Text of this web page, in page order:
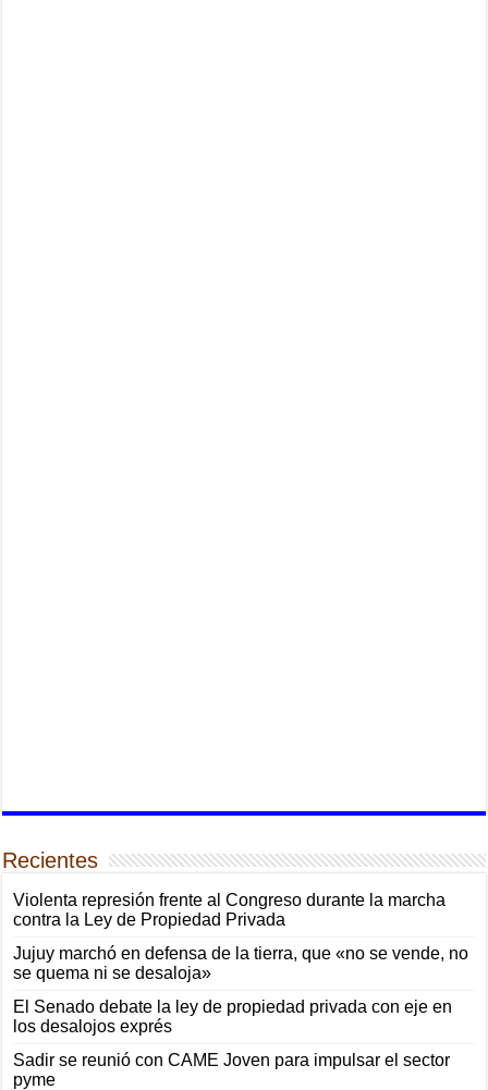
Recientes
Violenta represión frente al Congreso durante la marcha
contra la Ley de Propiedad Privada
Jujuy marchó en defensa de la tierra, que «no se vende, no
se quema ni se desaloja»
El Senado debate la ley de propiedad privada con eje en
los desalojos exprés
Sadir se reunió con CAME Joven para impulsar el sector
pyme